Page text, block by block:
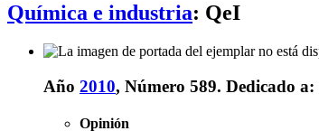
Química e industria: QeI
Año 2010, Número 589. Dedicado a:
Opinión